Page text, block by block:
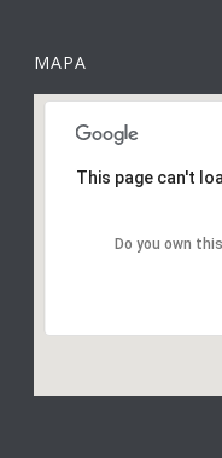
MAPA
This page can't
Do you own